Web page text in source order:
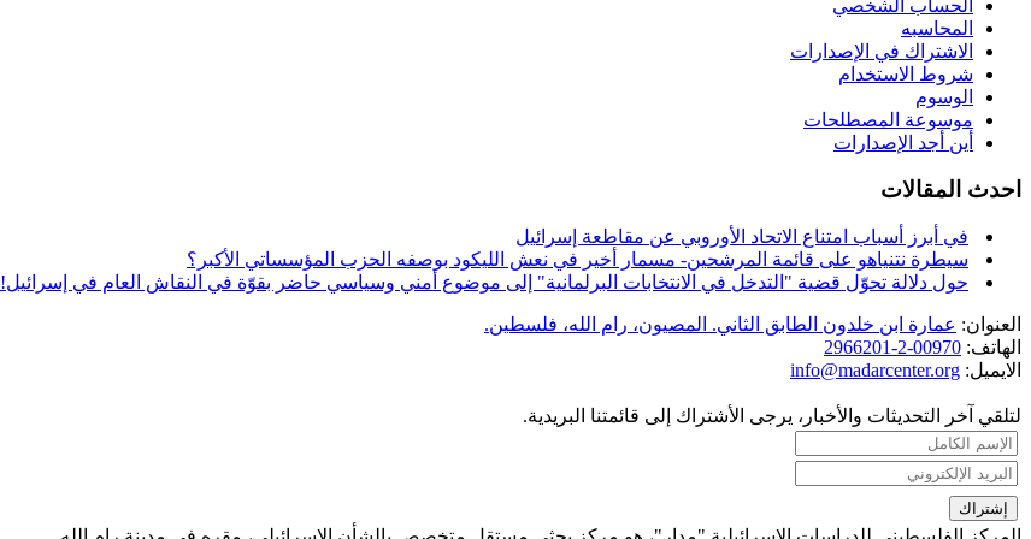
الحساب الشخصي
المحاسبه
الاشتراك في الإصدارات
شروط الاستخدام
الوسوم
موسوعة المصطلحات
أين أجد الإصدارات
احدث المقالات
في أبرز أسباب امتناع الاتحاد الأوروبي عن مقاطعة إسرائيل
سيطرة نتنياهو على قائمة المرشحين- مسمار أخير في نعش الليكود بوصفه الحزب المؤسساتي الأكبر؟
حول دلالة تحوّل قضية "التدخل في الانتخابات البرلمانية" إلى موضوع أمني وسياسي حاضر بقوّة في النقاش العام في إسرائيل!
العنوان: عمارة ابن خلدون الطابق الثاني. المصيون، رام الله، فلسطين.
الهاتف: 00970-2-2966201
الايميل: info@madarcenter.org
لتلقي آخر التحديثات والأخبار، يرجى الأشتراك إلى قائمتنا البريدية.